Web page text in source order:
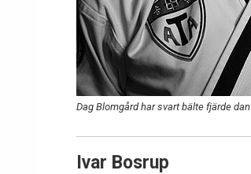
Dag Blomgård har svart bälte fjärde dan
Ivar Bosrup